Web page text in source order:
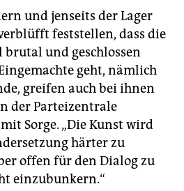
und jenseits der Lager
feststellen, dass die
brutal und geschlossen
geht, nämlich
greifen auch bei ihnen
der Parteizentrale
Sorge. „Die Kunst wird
härter zu
offen für den Dialog zu
einzubunkern.“